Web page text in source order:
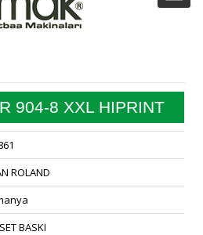
904-8 XXL HIPRINT
ROLAND
BASKI